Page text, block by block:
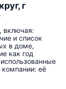
г
включая:
и список
в доме,
как год
её